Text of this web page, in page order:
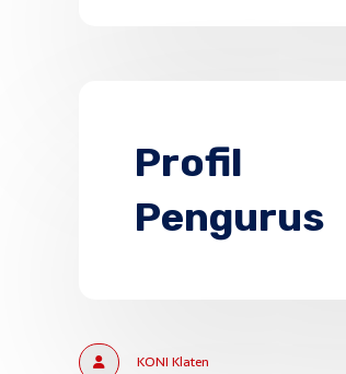
Profil
Pengurus
KONI Klaten